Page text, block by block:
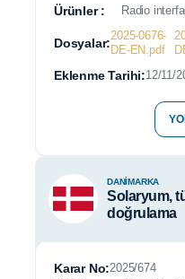
Ürünler : Radio
Dosyalar:
2025-0676-
DE-EN.pdf
Eklenme Tarihi:12/11/
DANIMARKA
Solaryum,
doğrulama
Karar No:2025/674